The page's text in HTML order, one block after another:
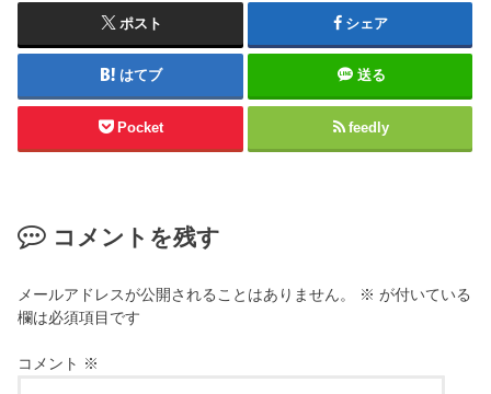
ポスト シェア
はてブ 送る
Pocket feedly
コメントを残す
メールアドレスが公開されることはありません。 ※ が付いている
欄は必須項目です
コメント ※